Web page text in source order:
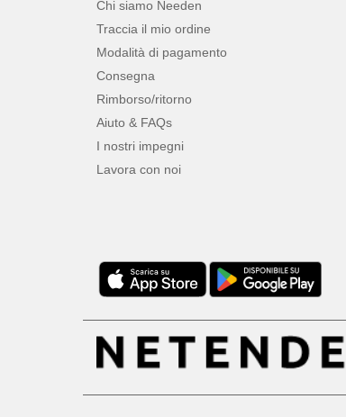
Chi siamo Needen
Traccia il mio ordine
Modalità di pagamento
Consegna
Rimborso/ritorno
Aiuto & FAQs
I nostri impegni
Lavora con noi